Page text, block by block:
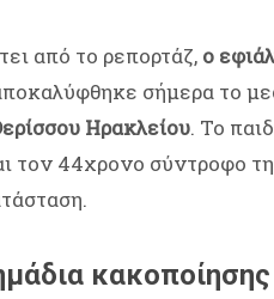
από το ρεπορτάζ, ο
σήμερα το
Ηρακλείου. Το
τον 44χρονο σύντροφο